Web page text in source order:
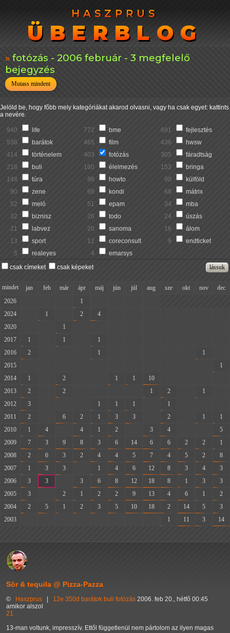
HASZPRUS
ÜBERBLOG
HASZPRUS
ÜBERBLOG
fotózás - 2006 február - 3 megfelelő
bejegyzés
Mutass mindent
Jelöld be, hogy főbb mely kategóriákat akarod olvasni, vagy ha csak egyet: kattints
a nevére.
940 life 772 bme 691
fejlesztés
538
barátok 465 film 436
hwsw
414
történelem 403 fotózás 305
fáradtság
218
buli 160 élelmezés 153
bringa
148
túra 96 howto 90
külföld
90
zene 68 kondi 68
mátrix
52
meló 51 epam 34
mba
32
biznisz 26 todo 24
úszás
21
labvez 20 sanoma 16
álom
13
sport 12 coreconsult 9
endticket
5
realeyes 4
emarsys
csak címeket
csak képeket
mindet jan feb már ápr máj jún júl aug sze okt nov
dec
2026
1
2024
1 2 4
2020
1
2017
1 1 1
2016
2 1 1
2015
1
2014
1 2 1 1 10
2013
2 2 1 2 1
2012
3 1 1 1 1
2011
2 6 2 1 3 3 2 1
1
2010
1 4 4 1 2 3 4
5
2009
7 3 9 8 3 6 14 6 6 2 2
1
2008
2 6 3 2 4 4 5 7 4 5 2
8
2007
1 3 3 1 4 6 12 8 3 4
3
2006
3 3 3 6 8 12 18 8 1 3
3
2005
3 2 1 2 2 9 13 4 6 1
2
2004
2 5 1 2 3 5 10 18 2 14 5
3
2003
1 11 3 14
Sör & tequila @ Pizza-Pazza
© Haszprus 12e 350d barátok buli fotózás 2006. feb 20., hétfő 00:45
amikor alszol
21
13-man voltunk, impresszív. Ettől függetlenül nem pártolom az ilyen magas